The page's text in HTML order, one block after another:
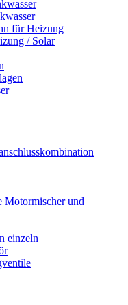
für Heizung
/ Solar
Motormischer und
einzeln